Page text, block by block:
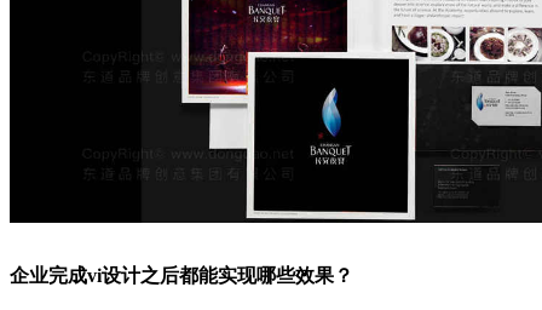
企业完成vi设计之后都能实现哪些效果？